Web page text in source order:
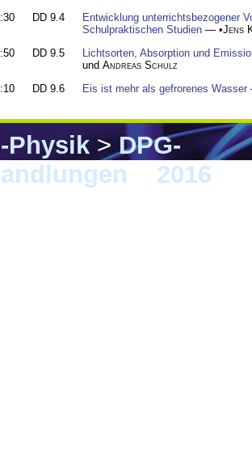
DD 9.4
Entwicklung unterrichtsbezogener
Schulpraktischen Studien — •Jens
DD 9.5
Lichtsorten, Absorption und
und Andreas Schulz
DD 9.6 Eis ist mehr als gefrorenes Wasser
Physik>DPG-
2016